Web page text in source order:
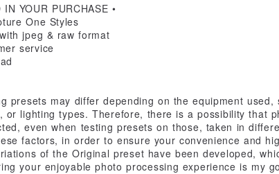
YOUR PURCHASE •
One Styles
jpeg & raw format
service
presets may differ depending on the equipment used,
or lighting types. Therefore, there is a possibility that
even when testing presets on those, taken in
factors, in order to ensure your convenience and
of the Original preset have been developed,
your enjoyable photo processing experience is my